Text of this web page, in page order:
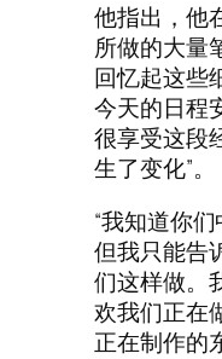
他指出，他
所做的大量
回忆起这些
今天的日程
很享受这段
生了变化”。
“我知道你
但我只能告
们这样做。
欢我们正在
正在制作的